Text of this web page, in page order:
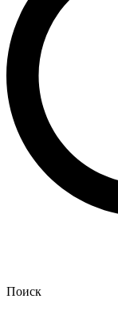
Поиск